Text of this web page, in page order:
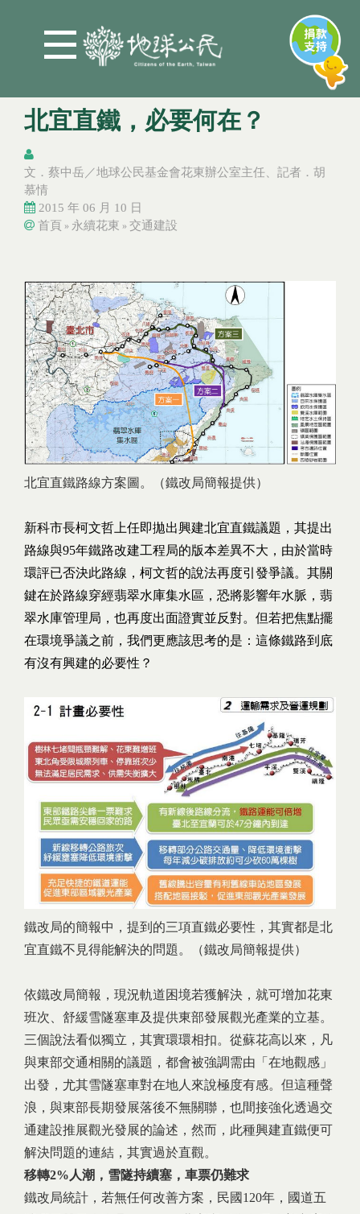
北宜直鐵，必要何在？
文．蔡中岳／地球公民基金會花東辦公室主任、記者．胡
慕情
2015 年 06 月 10 日
首頁 » 永續花東 » 交通建設
北宜直鐵路線方案圖。（鐵改局簡報提供）
新科市長柯文哲上任即拋出興建北宜直鐵議題，其提出
路線與95年鐵路改建工程局的版本差異不大，由於當時
環評已否決此路線，柯文哲的說法再度引發爭議。其關
鍵在於路線穿經翡翠水庫集水區，恐將影響年水脈，翡
翠水庫管理局，也再度出面證實並反對。但若把焦點擺
在環境爭議之前，我們更應該思考的是：這條鐵路到底
有沒有興建的必要性？
鐵改局的簡報中，提到的三項直鐵必要性，其實都是北
宜直鐵不見得能解決的問題。（鐵改局簡報提供）
依鐵改局簡報，現況軌道困境若獲解決，就可增加花東
班次、舒緩雪隧塞車及提供東部發展觀光產業的立基。
三個說法看似獨立，其實環環相扣。從蘇花高以來，凡
與東部交通相關的議題，都會被強調需由「在地觀感」
出發，尤其雪隧塞車對在地人來說極度有感。但這種聲
浪，與東部長期發展落後不無關聯，也間接強化透過交
通建設推展觀光發展的論述，然而，此種興建直鐵便可
解決問題的連結，其實過於直觀。
移轉2%人潮，雪隧持續塞，車票仍難求
鐵改局統計，若無任何改善方案，民國120年，國道五